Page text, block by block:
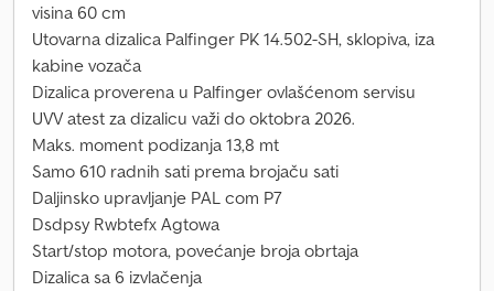
visina 60 cm
Utovarna dizalica Palfinger PK 14.502-SH, sklopiva, iza
kabine vozača
Dizalica proverena u Palfinger ovlašćenom servisu
UVV atest za dizalicu važi do oktobra 2026.
Maks. moment podizanja 13,8 mt
Samo 610 radnih sati prema brojaču sati
Daljinsko upravljanje PAL com P7
Dsdpsy Rwbtefx Agtowa
Start/stop motora, povećanje broja obrtaja
Dizalica sa 6 izvlačenja